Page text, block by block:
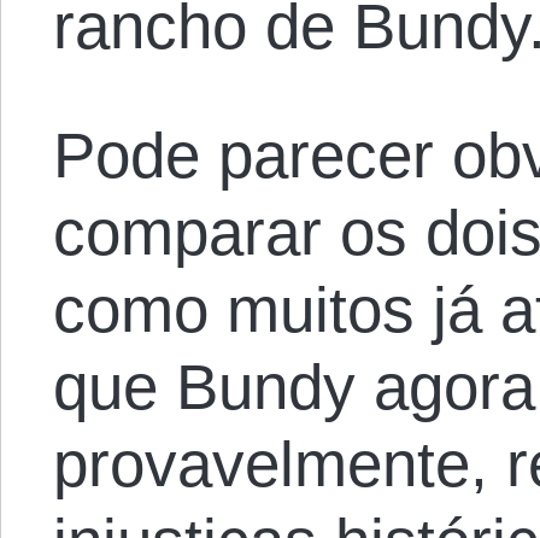
rancho de
Pode parecer
comparar os
como muitos já
que Bundy
provavelmente,